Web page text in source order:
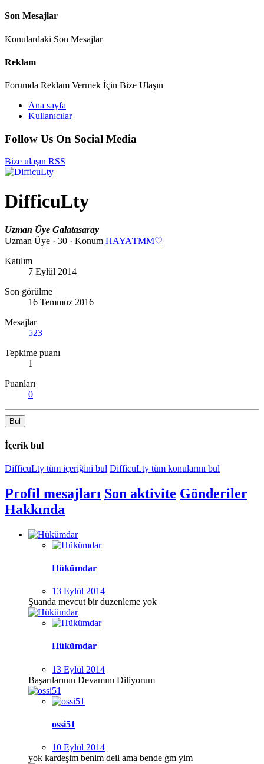
Son Mesajlar
Konulardaki Son Mesajlar
Reklam
Forumda Reklam Vermek İçin Bize Ulaşın
Ana sayfa
Kullanıcılar
Follow Us On Social Media
Bize ulaşın RSS
DifficuLty
Uzman Üye Galatasaray
Uzman Üye · 30 · Konum HAYAƬMM♡
Katılım
7 Eylül 2014
Son görülme
16 Temmuz 2016
Mesajlar
523
Tepkime puanı
1
Puanları
0
Bul
İçerik bul
DifficuLty tüm içeriğini bul DifficuLty tüm konularını bul
Profil mesajları Son aktivite Gönderiler
Hakkında
Hükümdar
13 Eylül 2014
Şuanda mevcut bir duzenleme yok
Hükümdar
13 Eylül 2014
Başarılarının Devamını Diliyorum
ossi51
10 Eylül 2014
​yok kardeşim benim deil ama bende gm yim